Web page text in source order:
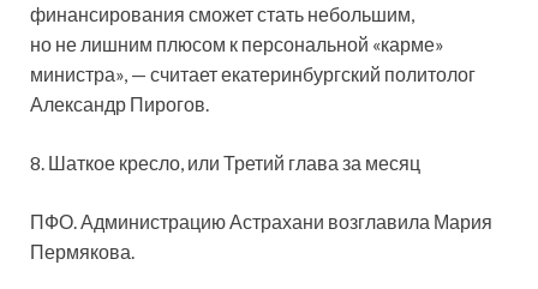
финансирования сможет стать небольшим,
но не лишним плюсом к персональной «карме»
министра», — считает екатеринбургский политолог
Александр Пирогов.
8. Шаткое кресло, или Третий глава за месяц
ПФО. Администрацию Астрахани возглавила Мария
Пермякова.